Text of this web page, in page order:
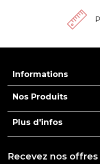
Informations
Nos Produits
Plus d'infos
Recevez nos